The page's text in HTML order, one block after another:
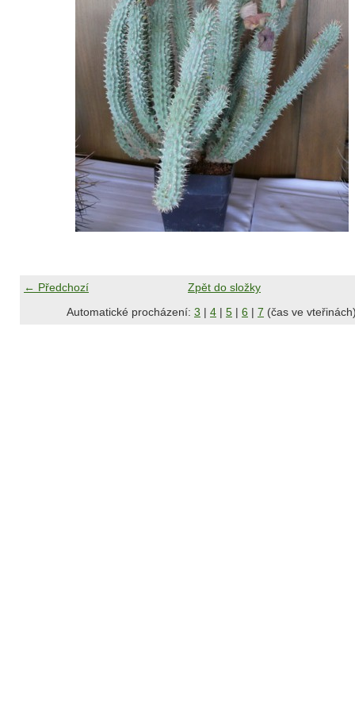
← Předchozí
Zpět do složky
Automatické procházení: 3 | 4 | 5 | 6 | 7 (čas ve